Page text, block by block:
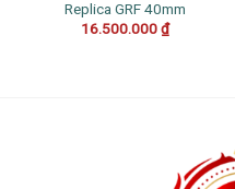
Replica GRF 40mm
16.500.000₫